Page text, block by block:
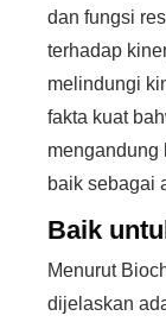
dan fungsi
terhadap
melindungi
fakta kuat
mengandung
baik sebagai
Baik
Menurut
dijelaskan